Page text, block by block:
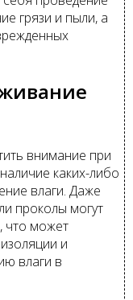
грязи и пыли, а
внимание при
каких-либо
влаги. Даже
проколы могут
что может
и
влаги в